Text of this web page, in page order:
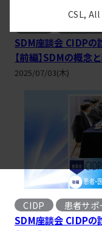
SDM座談会 CIDPの
【前編】SDMの概念
2025/07/03(木)
CIDP 患者サポ
SDM座談会 CIDPの
CSL,